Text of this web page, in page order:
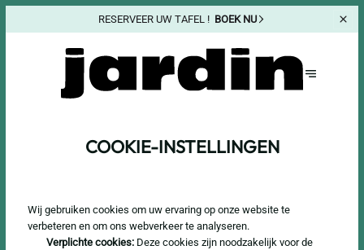
RESERVEER UW TAFEL ! BOEK NU
COOKIE-INSTELLINGEN
Wij gebruiken cookies om uw ervaring op onze website te
verbeteren en om ons webverkeer te analyseren.
Verplichte cookies: Deze cookies zijn noodzakelijk voor de